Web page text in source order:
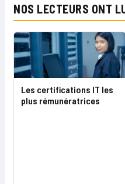
NOS LECTEURS ONT
Les certifications IT les
plus rémunératrices